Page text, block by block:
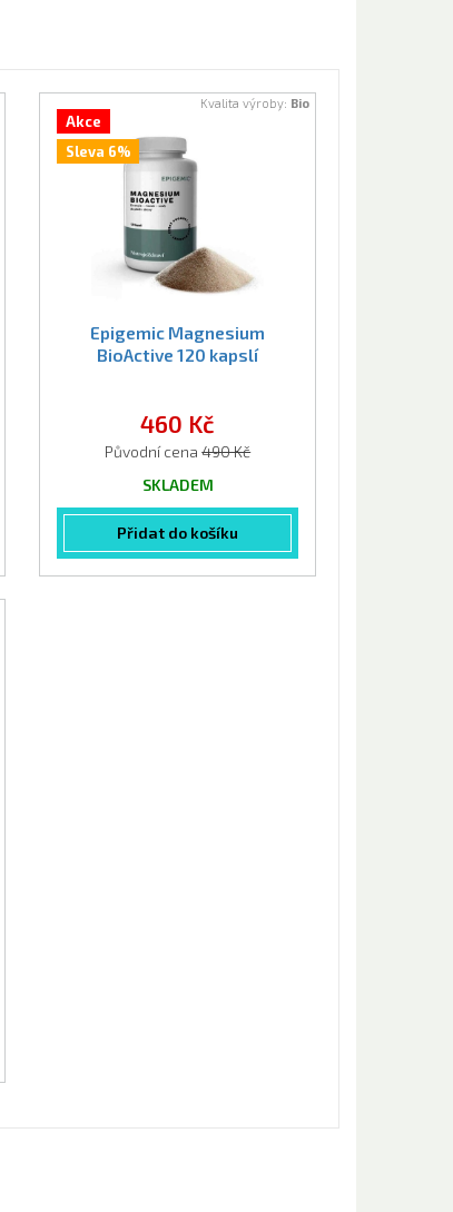
Kvalita výroby: Bio
Akce
Sleva 6%
Epigemic Magnesium
BioActive 120 kapslí
460 Kč
Původní cena490 Kč
SKLADEM
Přidat do košíku